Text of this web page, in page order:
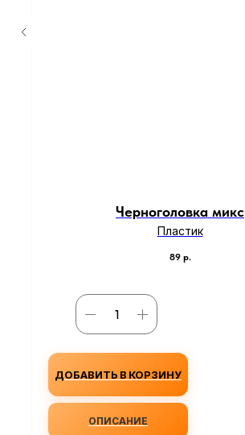
Черноголовка микс
Пластик
89 р.
ДОБАВИТЬ В КОРЗИНУ
ОПИСАНИЕ